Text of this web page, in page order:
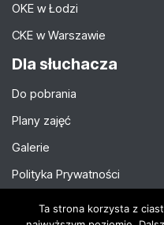
OKE w Łodzi
CKE w Warszawie
Dla słuchacza
Do pobrania
Plany zajęć
Galerie
Polityka Prywatności
RodoTa strona korzysta z